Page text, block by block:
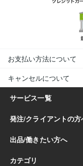
お支払い方法について
キャンセルについて